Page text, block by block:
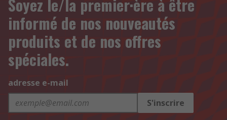
Soyez le/la premier·ère à être
informé de nos nouveautés
produits et de nos offres
spéciales.
adresse e-mail
S'inscrire